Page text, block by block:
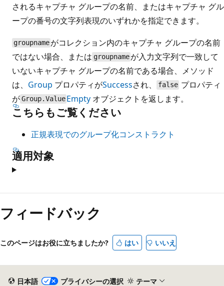
されるキャプチャ グループの名前、またはキャプチャ グル
ープの番号の文字列表現のいずれかを指定できます。
groupname がコレクション内のキャプチャ グループの名前
ではない場合、または groupname が入力文字列で一致して
いないキャプチャ グループの名前である場合、メソッド
は、 Group プロパティがSuccessされ、 false プロパティ
がGroup.Value Empty オブジェクトを返します。
こちらもご覧ください
正規表現でのグループ化コンストラクト
適用対象
読
取
モ
フィードバック
このページはお役に立ちましたか? はい いいえ
日本語 プライバシーの選択 テーマ